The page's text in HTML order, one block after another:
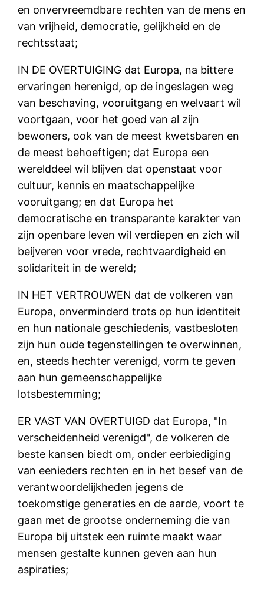
en onvervreemdbare rechten van de mens en
van vrijheid, democratie, gelijkheid en de
rechtsstaat;
IN DE OVERTUIGING dat Europa, na bittere
ervaringen herenigd, op de ingeslagen weg
van beschaving, vooruitgang en welvaart wil
voortgaan, voor het goed van al zijn
bewoners, ook van de meest kwetsbaren en
de meest behoeftigen; dat Europa een
werelddeel wil blijven dat openstaat voor
cultuur, kennis en maatschappelijke
vooruitgang; en dat Europa het
democratische en transparante karakter van
zijn openbare leven wil verdiepen en zich wil
beijveren voor vrede, rechtvaardigheid en
solidariteit in de wereld;
IN HET VERTROUWEN dat de volkeren van
Europa, onverminderd trots op hun identiteit
en hun nationale geschiedenis, vastbesloten
zijn hun oude tegenstellingen te overwinnen,
en, steeds hechter verenigd, vorm te geven
aan hun gemeenschappelijke
lotsbestemming;
ER VAST VAN OVERTUIGD dat Europa, "In
verscheidenheid verenigd", de volkeren de
beste kansen biedt om, onder eerbiediging
van eenieders rechten en in het besef van de
verantwoordelijkheden jegens de
toekomstige generaties en de aarde, voort te
gaan met de grootse onderneming die van
Europa bij uitstek een ruimte maakt waar
mensen gestalte kunnen geven aan hun
aspiraties;